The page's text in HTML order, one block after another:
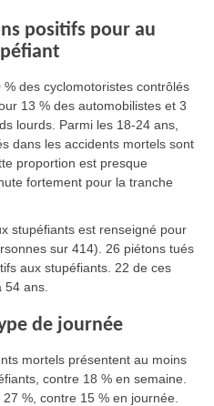
positifs pour au
des cyclomotoristes contrôlés
13 % des automobilistes et 3
lourds. Parmi les 18-24 ans,
dans les accidents mortels sont
proportion est presque
fortement pour la tranche
stupéfiants est renseigné pour
sur 414). 26 piétons tués
aux stupéfiants. 22 de ces
ans.
de journée
mortels présentent au moins
contre 18 % en semaine.
%, contre 15 % en journée.